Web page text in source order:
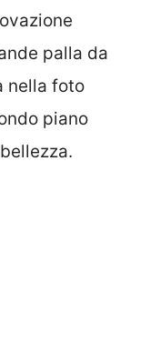
palla da
nella foto
piano